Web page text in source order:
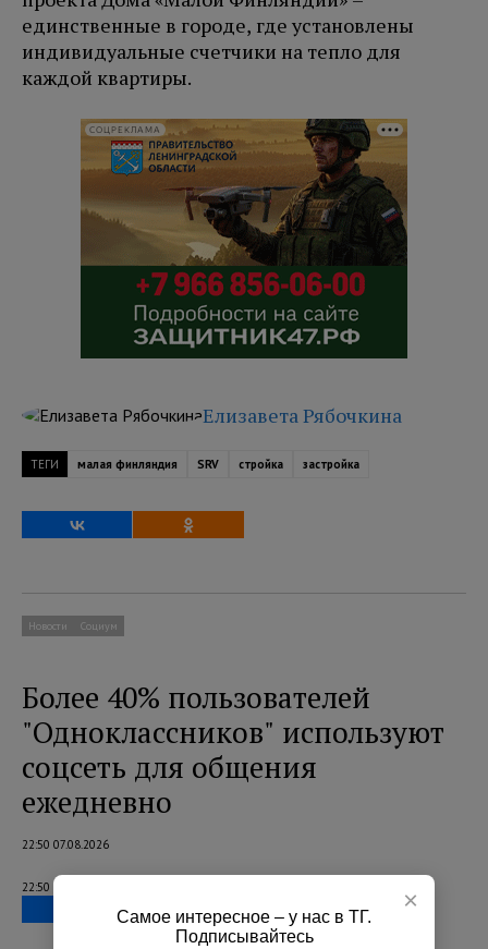
единственные в городе, где установлены
индивидуальные счетчики на тепло для
каждой квартиры.
СОЦРЕКЛАМА
Елизавета Рябочкина
ТЕГИ малая финляндия SRV стройка застройка
Новости Социум
Более 40% пользователей
"Одноклассников" используют
соцсеть для общения
ежедневно
22:50 07.08.2026
22:50 07.08.2026 ×
Самое интересное – у нас в ТГ.
Подписывайтесь